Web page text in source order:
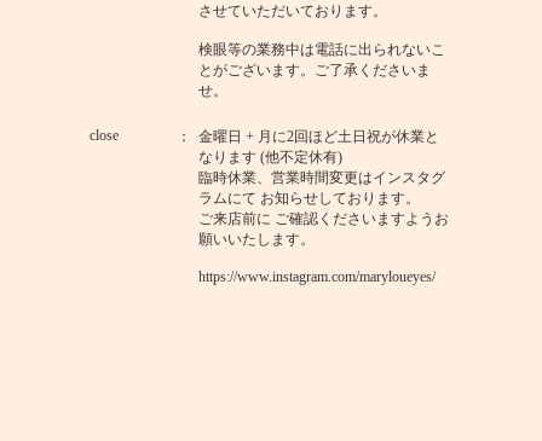
させていただいております。
検眼等の業務中は電話に出られないこ
とがございます。ご了承くださいま
せ。
close
金曜日 + 月に2回ほど土日祝が休業と
なります (他不定休有)
臨時休業、営業時間変更はインスタグ
ラムにて お知らせしております。
ご来店前に ご確認くださいますようお
願いいたします。
https://www.instagram.com/maryloueyes/